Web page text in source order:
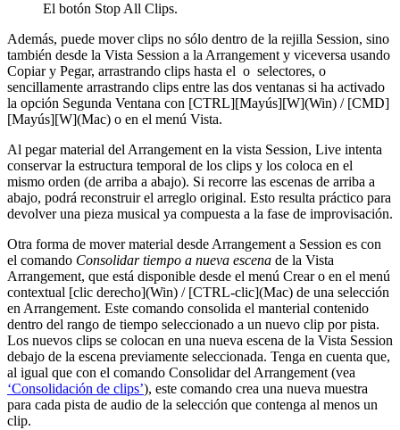
El botón Stop All Clips.
Además, puede mover clips no sólo dentro de la rejilla Session, sino
también desde la Vista Session a la Arrangement y viceversa usando
Copiar y Pegar, arrastrando clips hasta el o selectores, o
sencillamente arrastrando clips entre las dos ventanas si ha activado
la opción Segunda Ventana con [CTRL][Mayús][W](Win) / [CMD]
[Mayús][W](Mac) o en el menú Vista.
Al pegar material del Arrangement en la vista Session, Live intenta
conservar la estructura temporal de los clips y los coloca en el
mismo orden (de arriba a abajo). Si recorre las escenas de arriba a
abajo, podrá reconstruir el arreglo original. Esto resulta práctico para
devolver una pieza musical ya compuesta a la fase de improvisación.
Otra forma de mover material desde Arrangement a Session es con
el comando Consolidar tiempo a nueva escena de la Vista
Arrangement, que está disponible desde el menú Crear o en el menú
contextual [clic derecho](Win) / [CTRL-clic](Mac) de una selección
en Arrangement. Este comando consolida el manterial contenido
dentro del rango de tiempo seleccionado a un nuevo clip por pista.
Los nuevos clips se colocan en una nueva escena de la Vista Session
debajo de la escena previamente seleccionada. Tenga en cuenta que,
al igual que con el comando Consolidar del Arrangement (vea
‘Consolidación de clips’), este comando crea una nueva muestra
para cada pista de audio de la selección que contenga al menos un
clip.